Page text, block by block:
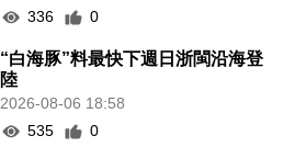
336
0
“白海豚”料最快下週日浙閩沿海登
陸
2026-08-06 18:58
535
0